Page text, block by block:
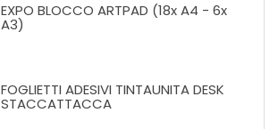
EXPO BLOCCO ARTPAD (18x A4 - 6x
A3)
FOGLIETTI ADESIVI TINTAUNITA DESK
STACCATTACCA